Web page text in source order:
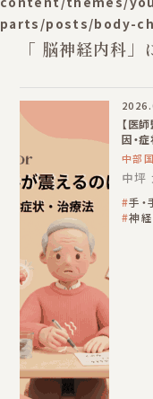
parts/posts/body-
「 脳神経内科
【医
因・
中部
中坪
手
神